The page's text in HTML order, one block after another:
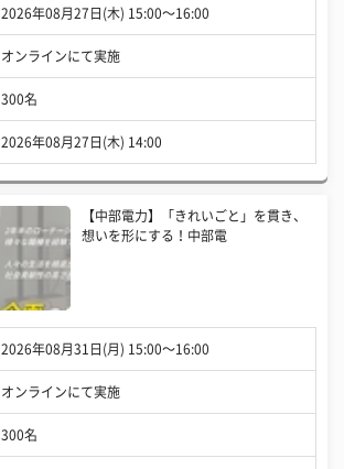
2026年08月27日(木) 15:00〜16:00
オンラインにて実施
300名
2026年08月27日(木) 14:00
【中部電力】「きれいごと」を貫き、
想いを形にする！中部電
2026年08月31日(月) 15:00〜16:00
オンラインにて実施
300名